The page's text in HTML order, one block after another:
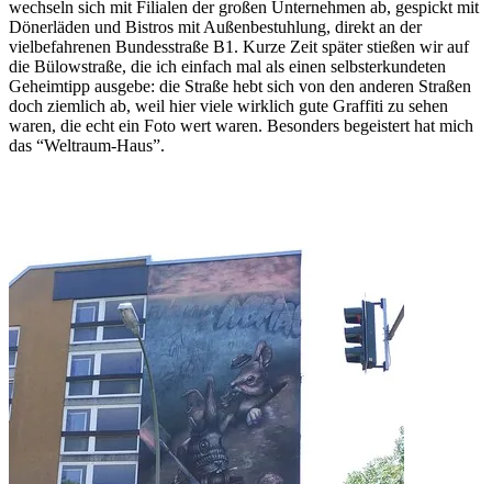
wechseln sich mit Filialen der großen Unternehmen ab, gespickt mit
Dönerläden und Bistros mit Außenbestuhlung, direkt an der
vielbefahrenen Bundesstraße B1. Kurze Zeit später stießen wir auf
die Bülowstraße, die ich einfach mal als einen selbsterkundeten
Geheimtipp ausgebe: die Straße hebt sich von den anderen Straßen
doch ziemlich ab, weil hier viele wirklich gute Graffiti zu sehen
waren, die echt ein Foto wert waren. Besonders begeistert hat mich
das “Weltraum-Haus”.